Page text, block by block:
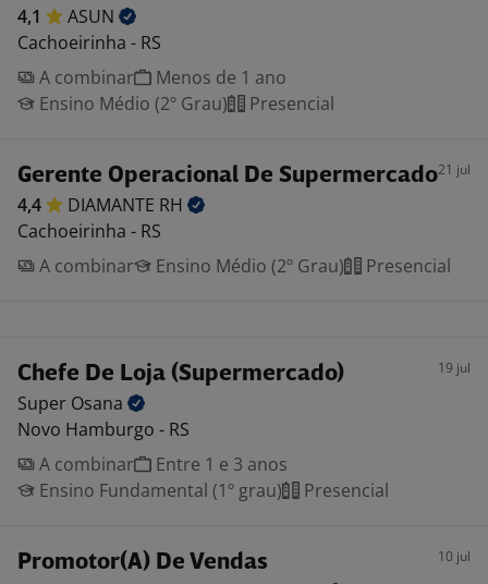
4,1
ASUN
Cachoeirinha - RS
A combinar
Menos de 1 ano
Ensino Médio (2º Grau)
Presencial
Gerente Operacional De Supermercado21 jul
4,4 DIAMANTE RH
Cachoeirinha - RS
A combinar
Ensino Médio (2º Grau) Presencial
Chefe De Loja (Supermercado) 19 jul
Super Osana
Novo Hamburgo - RS
A combinar
Entre 1 e 3 anos
Ensino Fundamental (1º grau)
Presencial
Promotor(A) De Vendas 10 jul